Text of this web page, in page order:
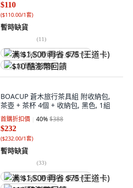
$110
($110.00/1套)
暫時缺貨
(11)
满 $1,500 再省 $75 (王道卡)
$10 酷澎幣回饋
BOACUP 蒼木旅行茶具組 附收納包,
茶壺 + 茶杯 4個 + 收納包, 黑色, 1組
首購折扣價 40%$388
$232
($232.00/1套)
暫時缺貨
(33)
满 $1,500 再省 $75 (王道卡)